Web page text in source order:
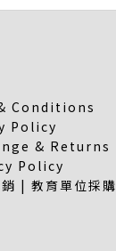
Conditions
Policy
& Returns
Policy
| 教育單位採購